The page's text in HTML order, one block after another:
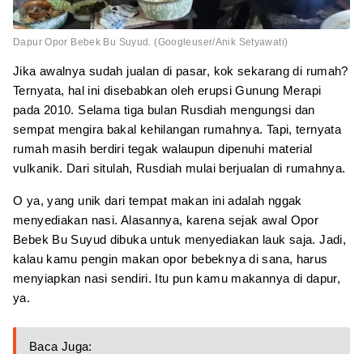
Dapur Opor Bebek Bu Suyud. (Googleuser/Anik Setyawati)
Jika awalnya sudah jualan di pasar, kok sekarang di rumah?
Ternyata, hal ini disebabkan oleh erupsi Gunung Merapi
pada 2010. Selama tiga bulan Rusdiah mengungsi dan
sempat mengira bakal kehilangan rumahnya. Tapi, ternyata
rumah masih berdiri tegak walaupun dipenuhi material
vulkanik. Dari situlah, Rusdiah mulai berjualan di rumahnya.
O ya, yang unik dari tempat makan ini adalah nggak
menyediakan nasi. Alasannya, karena sejak awal Opor
Bebek Bu Suyud dibuka untuk menyediakan lauk saja. Jadi,
kalau kamu pengin makan opor bebeknya di sana, harus
menyiapkan nasi sendiri. Itu pun kamu makannya di dapur,
ya.
Baca Juga: